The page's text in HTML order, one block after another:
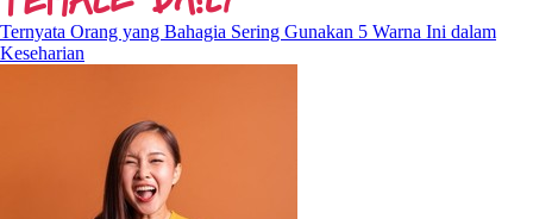
Ternyata Orang yang Bahagia Sering Gunakan 5 Warna Ini dalam
Keseharian